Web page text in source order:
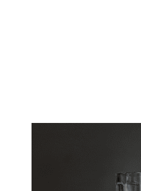
- STEINKRUG 1,0 MENGE